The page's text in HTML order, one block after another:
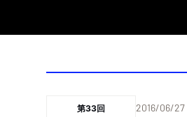
第33回 2016/06/27